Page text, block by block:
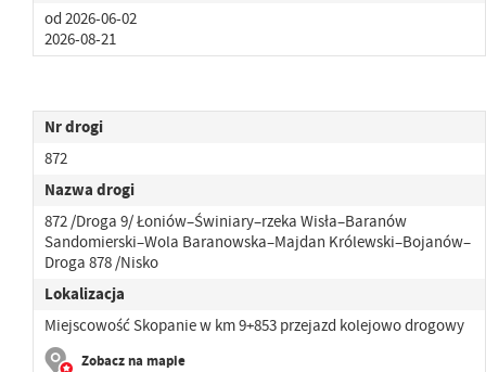
od 2026-06-02
2026-08-21
Nr drogi
872
Nazwa drogi
872 /Droga 9/ Łoniów–Świniary–rzeka Wisła–Baranów
Sandomierski–Wola Baranowska–Majdan Królewski–Bojanów–
Droga 878 /Nisko
Lokalizacja
Miejscowość Skopanie w km 9+853 przejazd kolejowo drogowy
Zobacz na mapie